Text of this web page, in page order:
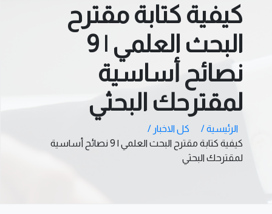
كيفية كتابة مقترح
البحث العلمي | 9
نصائح أساسية
لمقترحك البحثي
الرئيسية /
كل الاخبار /
كيفية كتابة مقترح البحث العلمي | 9 نصائح أساسية
لمقترحك البحثي